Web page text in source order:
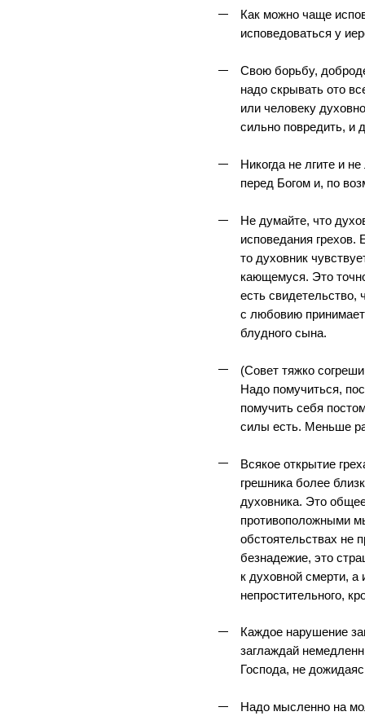
Как можно чаще
исповедоваться у
Свою борьбу,
надо скрывать ото
или человеку
сильно повредить, и
Никогда не лгите и
перед Богом и, по
Не думайте, что
исповедания грехов.
то духовник
кающемуся. Это
есть свидетельство,
с любовию
блудного сына.
(Совет тяжко
Надо помучиться,
помучить себя
силы есть. Меньше
Всякое открытие
грешника более
духовника. Это
противоположными
обстоятельствах не
безнадежие, это
к духовной смерти, а
непростительного,
Каждое нарушение
заглаждай
Господа, не
Надо мысленно на